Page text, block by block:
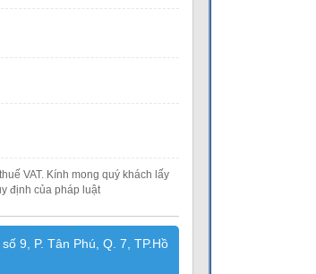
VAT. Kính mong quý khách lấy
định của pháp luật
9, P. Tân Phú, Q. 7, TP.Hồ